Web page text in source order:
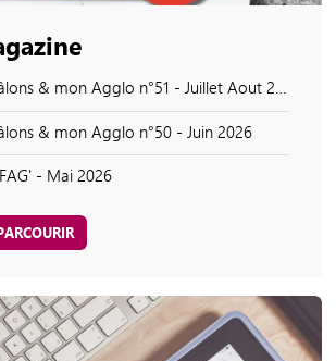
& mon Agglo n°51 - Juillet Aout 2026
& mon Agglo n°50 - Juin 2026
- Mai 2026